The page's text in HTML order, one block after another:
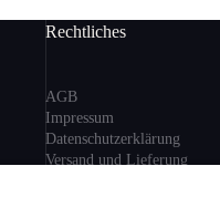
Rechtliches
AGB
Impressum
Datenschutzerklärung
Versand und Lieferung